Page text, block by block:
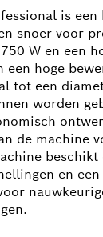
is
snoer voor
W en een
een hoge
tot een
worden
de machine
beschikt
en een